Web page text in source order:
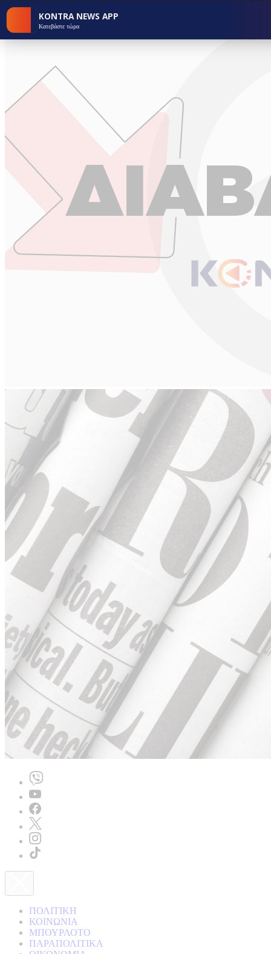
ΠΟΛΙΤΙΚΗ
ΚΟΙΝΩΝΙΑ
ΜΠΟΥΡΛΟΤΟ
ΠΑΡΑΠΟΛΙΤΙΚΑ
KONTRA NEWS APP
Κατεβάστε τώρα